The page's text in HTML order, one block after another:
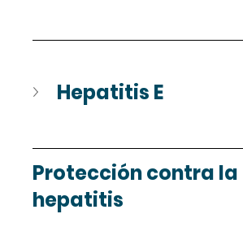
Hepatitis E
Protección contra la
hepatitis